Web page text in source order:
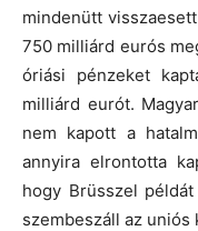
mindenütt
750 milliárd eurós
óriási pénzeket
milliárd eurót.
nem kapott a
annyira elrontotta
hogy Brüsszel
szembeszáll az uniós